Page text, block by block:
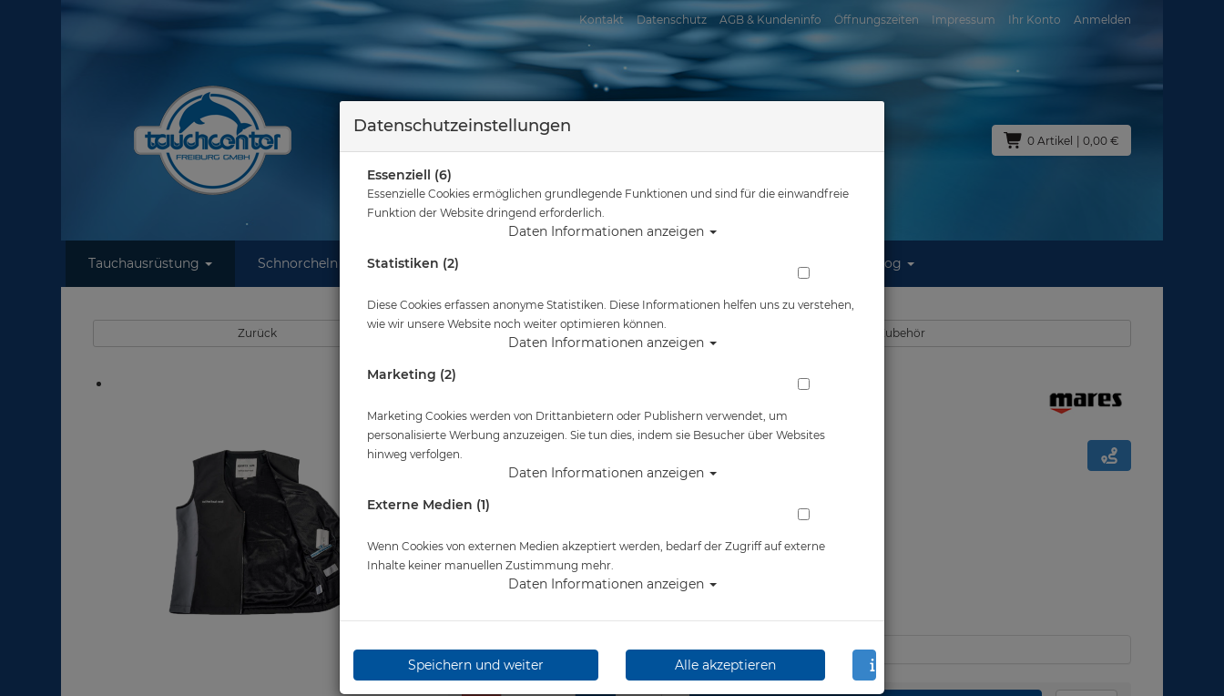
Kontakt Datenschutz AGB & Kundeninfo Öffnungszeiten Impressum Ihr Konto Anmelden
0 Artikel | 0,00 €
Tauchausrüstung Schnorcheln Wassersport Reisen Blog
Sie sind hier Tauchausrüstung Mares aktive Heizweste - Gr: S #
Zurück Alle Artikel zeigen aus: Trockentauchen - Zubehör
Mares aktive Heizweste - Gr: S #
Artikelnr.: mar-412146s
Herstellerpreis: 279,00 €
149,00 €*
Datenschutzeinstellungen
Essenziell (6)
Essenzielle Cookies ermöglichen grundlegende Funktionen und sind für die einwandfreie
Funktion der Website dringend erforderlich.
Daten Informationen anzeigen
Statistiken (2)
Diese Cookies erfassen anonyme Statistiken. Diese Informationen helfen uns zu verstehen,
wie wir unsere Website noch weiter optimieren können.
Daten Informationen anzeigen
Marketing (2)
Marketing Cookies werden von Drittanbietern oder Publishern verwendet, um
personalisierte Werbung anzuzeigen. Sie tun dies, indem sie Besucher über Websites
hinweg verfolgen.
Daten Informationen anzeigen
Externe Medien (1)
Wenn Cookies von externen Medien akzeptiert werden, bedarf der Zugriff auf externe
Inhalte keiner manuellen Zustimmung mehr.
Daten Informationen anzeigen
Speichern und weiter Alle akzeptieren